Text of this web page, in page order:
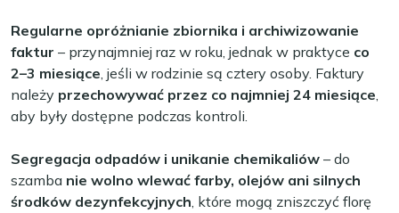
Regularne opróżnianie zbiornika i archiwizowanie
faktur – przynajmniej raz w roku, jednak w praktyce co
2–3 miesiące, jeśli w rodzinie są cztery osoby. Faktury
należy przechowywać przez co najmniej 24 miesiące,
aby były dostępne podczas kontroli.
Segregacja odpadów i unikanie chemikaliów – do
szamba nie wolno wlewać farby, olejów ani silnych
środków dezynfekcyjnych, które mogą zniszczyć florę